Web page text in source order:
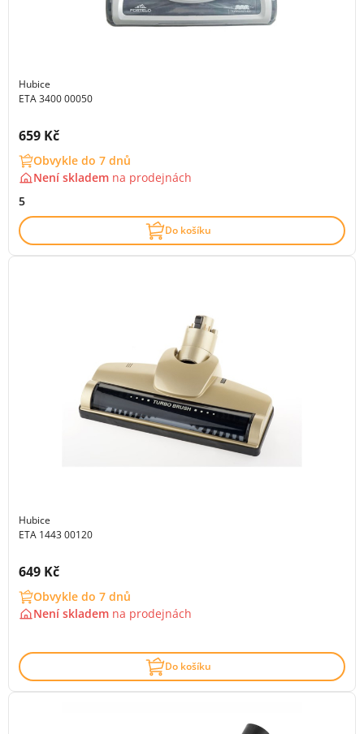
Hubice
ETA 3400 00050
Cena s DPH:
659 Kč
Obvykle do 7 dnů
Není skladem na prodejnách
5
Do košíku
Hubice
ETA 1443 00120
Cena s DPH:
649 Kč
Obvykle do 7 dnů
Není skladem na prodejnách
Do košíku